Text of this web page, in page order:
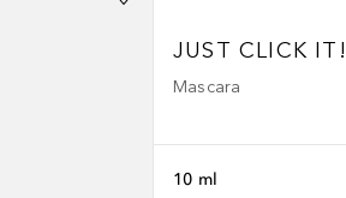
JUST CLICK IT!
Mascara
10 ml